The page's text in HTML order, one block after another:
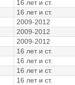
16 лет и ст.
16 лет и ст.
2009-2012
2009-2012
2009-2012
16 лет и ст.
16 лет и ст.
16 лет и ст.
16 лет и ст.